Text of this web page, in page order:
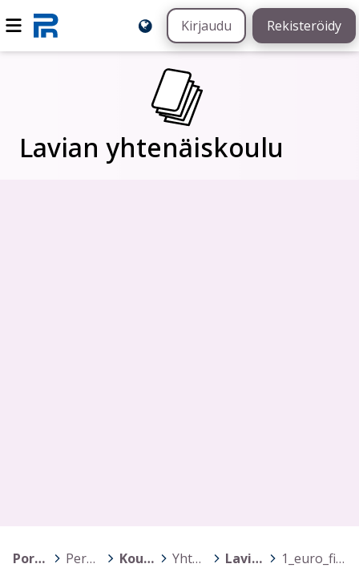
Kirjaudu Rekisteröidy
Lavian yhtenäiskoulu
Porin kaupunki > Perusopetus > Koulujen kotisivut > Yhtenäiskoulut > Lavian yhtenäiskoulu > 1_euro_finlande.gif